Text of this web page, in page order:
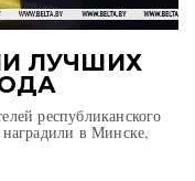
ЛУЧШИХ
республиканского
в Минске,